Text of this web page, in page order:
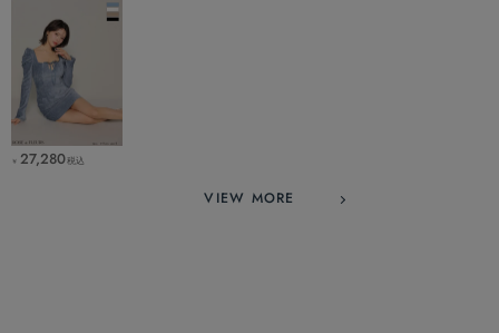
￥ 27,280税込
VIEW MORE